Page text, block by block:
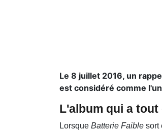
Le 8 juillet 2016, un
est considéré comme
L'album qui a tout
Lorsque Batterie Faible sort